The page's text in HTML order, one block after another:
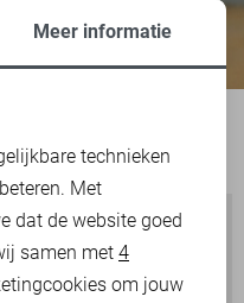
Meer informatie
technieken
Met
dat de website goed
samen met 4
om jouw